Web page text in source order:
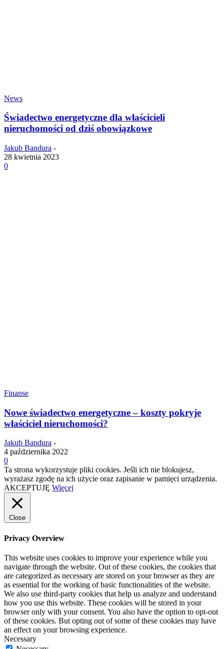
News
Świadectwo energetyczne dla właścicieli
nieruchomości od dziś obowiązkowe
Jakub Bandura -
28 kwietnia 2023
0
Finanse
Nowe świadectwo energetyczne – koszty pokryje
właściciel nieruchomości?
Jakub Bandura -
4 października 2022
0
Ta strona wykorzystuje pliki cookies. Jeśli ich nie blokujesz,
wyrażasz zgodę na ich użycie oraz zapisanie w pamięci urządzenia.
AKCEPTUJĘ Więcej
Close
Privacy Overview
This website uses cookies to improve your experience while you
navigate through the website. Out of these cookies, the cookies that
are categorized as necessary are stored on your browser as they are
as essential for the working of basic functionalities of the website.
We also use third-party cookies that help us analyze and understand
how you use this website. These cookies will be stored in your
browser only with your consent. You also have the option to opt-out
of these cookies. But opting out of some of these cookies may have
an effect on your browsing experience.
Necessary